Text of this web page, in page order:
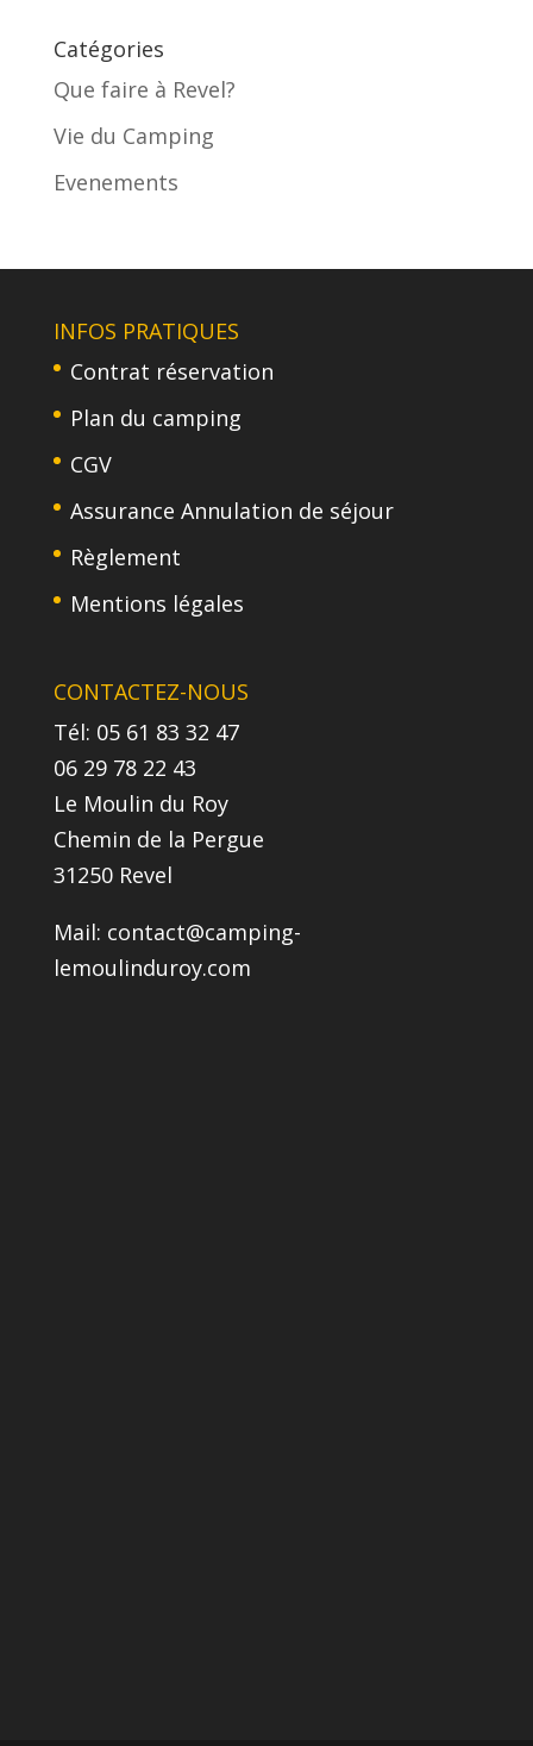
Catégories
Que faire à Revel?
Vie du Camping
Evenements
INFOS PRATIQUES
Contrat réservation
Plan du camping
CGV
Assurance Annulation de séjour
Règlement
Mentions légales
CONTACTEZ-NOUS
Tél: 05 61 83 32 47
06 29 78 22 43
Le Moulin du Roy
Chemin de la Pergue
31250 Revel
Mail: contact@camping-
lemoulinduroy.com